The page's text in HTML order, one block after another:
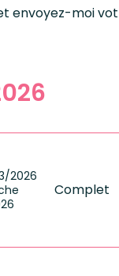
envoyez-moi
2026
Complet